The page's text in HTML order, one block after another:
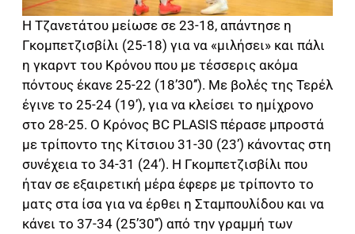
Η Τζανετάτου μείωσε σε 23-18, απάντησε η
Γκομπετζισβίλι (25-18) για να «μιλήσει» και πάλι
η γκαρντ του Κρόνου που με τέσσερις ακόμα
πόντους έκανε 25-22 (18’30’’). Με βολές της Τερέλ
έγινε το 25-24 (19’), για να κλείσει το ημίχρονο
στο 28-25. Ο Κρόνος BC PLASIS πέρασε μπροστά
με τρίποντο της Κίτσιου 31-30 (23’) κάνοντας στη
συνέχεια το 34-31 (24’). Η Γκομπετζισβίλι που
ήταν σε εξαιρετική μέρα έφερε με τρίποντο το
ματς στα ίσα για να έρθει η Σταμπουλίδου και να
κάνει το 37-34 (25’30’’) από την γραμμή των